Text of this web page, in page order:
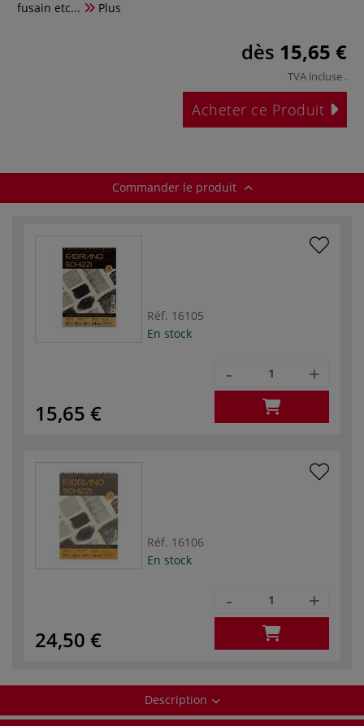
fusain etc...
Plus
dès 15,65 €
TVA incluse .
Acheter ce Produit
Commander le produit
Réf. 16105
En stock
15,65 €
- +
Réf. 16106
En stock
24,50 €
- +
Description